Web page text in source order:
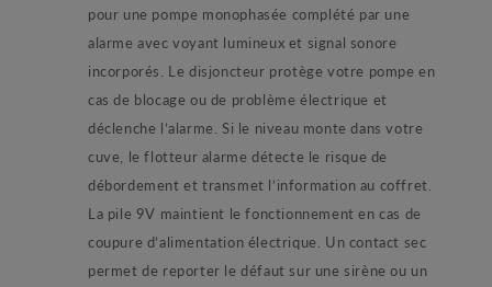
pour une pompe monophasée complété par une
alarme avec voyant lumineux et signal sonore
incorporés. Le disjoncteur protège votre pompe en
cas de blocage ou de problème électrique et
déclenche l’alarme. Si le niveau monte dans votre
cuve, le flotteur alarme détecte le risque de
débordement et transmet l’information au coffret.
La pile 9V maintient le fonctionnement en cas de
coupure d’alimentation électrique. Un contact sec
permet de reporter le défaut sur une sirène ou un